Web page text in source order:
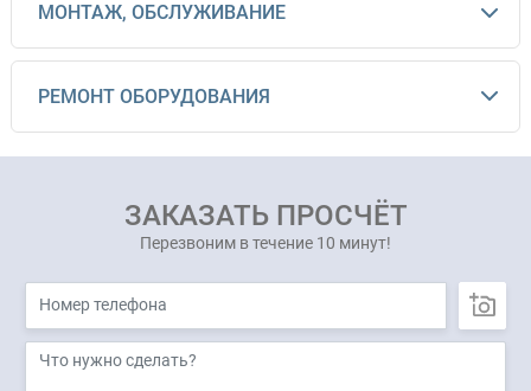
МОНТАЖ, ОБСЛУЖИВАНИЕ
РЕМОНТ ОБОРУДОВАНИЯ
ЗАКАЗАТЬ ПРОСЧЁТ
Перезвоним в течение 10 минут!